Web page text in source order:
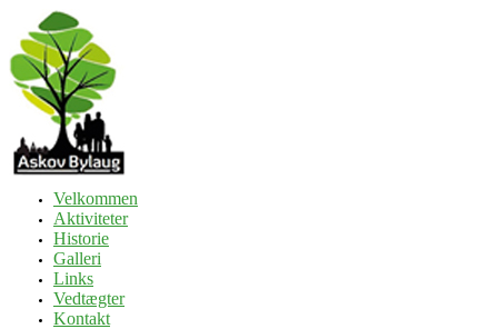
Velkommen
Aktiviteter
Historie
Galleri
Links
Vedtægter
Kontakt